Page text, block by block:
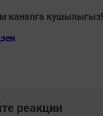
каналга кушылыгыз!
зен
реакции